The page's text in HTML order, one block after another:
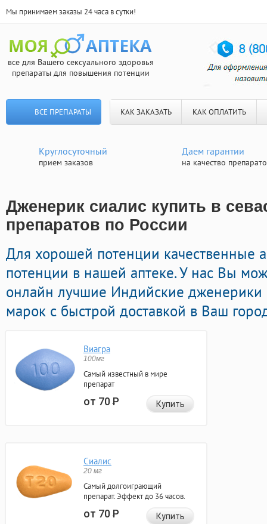
Мы принимаем заказы 24 часа в сутки!
все для Вашего сексуального здоровья
препараты для повышения потенции
ВСЕ ПРЕПАРАТЫ КАК ЗАКАЗАТЬ КАК ОПЛАТИТЬ
Круглосуточный
прием заказов
Даем гарантии
на качество
Дженерик сиалис купить в
препаратов по России
Для хорошей потенции качественные
потенции в нашей аптеке. У нас Вы
онлайн лучшие Индийские дженерики
марок с быстрой доставкой в Ваш
Виагра
100мг
Самый известный в мире
препарат
от 70Р Купить
Сиалис
20 мг
Самый долгоиграющий
препарат. Эффект до 36 часов.
от 70Р Купить